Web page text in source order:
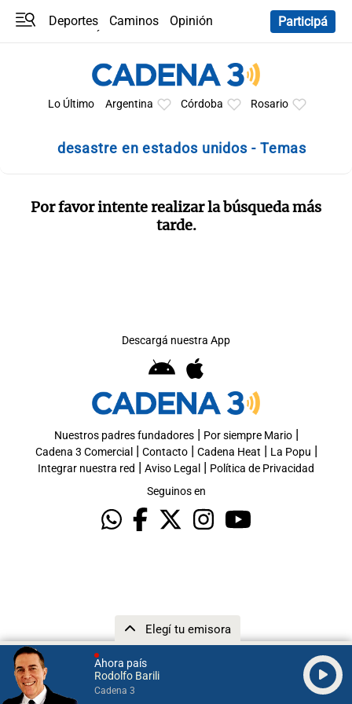
Ahora país
Rodolfo Barili
Cadena 3
Elegí tu emisora
Deportes Caminos
Opinión
Participá
Lo Último Argentina Córdoba Rosario
desastre en estados unidos - Temas
Por favor intente realizar la búsqueda más
tarde.
Descargá nuestra App
Nuestros padres fundadores| Por siempre Mario|
Cadena 3 Comercial | Contacto| Cadena Heat | La Popu |
Integrar nuestra red | Aviso Legal | Política de Privacidad
Seguinos en